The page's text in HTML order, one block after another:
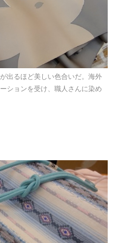
出るほど美しい色合いだ。海外
ションを受け、職人さんに染め